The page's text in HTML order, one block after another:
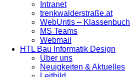
Intranet
trenkwalderstraße.at
WebUntis – Klassenbuch
MS Teams
Webmail
HTL Bau Informatik Design
Über uns
Neuigkeiten & Aktuelles